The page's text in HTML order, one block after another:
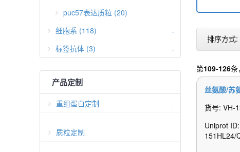
puc57表达质粒 (20)
细胞系 (118)
-
标签抗体 (3)
-
产品定制
重组蛋白定制 -
质粒定制
排序方式:
第109-126条
丝氨酸/苏
货号: VH-
Uniprot
151HL24/